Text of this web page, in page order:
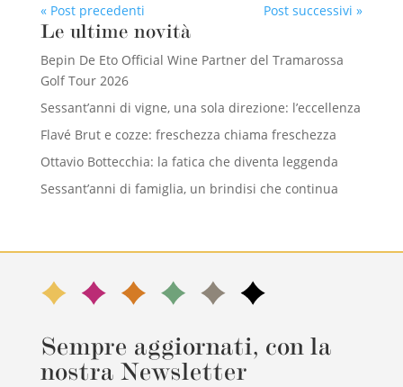
« Post precedenti Post successivi »
Le ultime novità
Bepin De Eto Official Wine Partner del Tramarossa
Golf Tour 2026
Sessant’anni di vigne, una sola direzione: l’eccellenza
Flavé Brut e cozze: freschezza chiama freschezza
Ottavio Bottecchia: la fatica che diventa leggenda
Sessant’anni di famiglia, un brindisi che continua
Sempre aggiornati, con la
nostra Newsletter